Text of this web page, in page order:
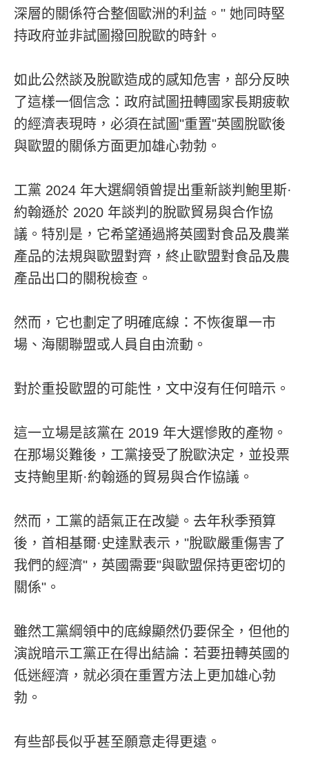
深層的關係符合整個歐洲的利益。" 她同時堅
持政府並非試圖撥回脫歐的時針。
如此公然談及脫歐造成的感知危害，部分反映
了這樣一個信念：政府試圖扭轉國家長期疲軟
的經濟表現時，必須在試圖"重置"英國脫歐後
與歐盟的關係方面更加雄心勃勃。
工黨 2024 年大選綱領曾提出重新談判鮑里斯·
約翰遜於 2020 年談判的脫歐貿易與合作協
議。特別是，它希望通過將英國對食品及農業
產品的法規與歐盟對齊，終止歐盟對食品及農
產品出口的關稅檢查。
然而，它也劃定了明確底線：不恢復單一市
場、海關聯盟或人員自由流動。
對於重投歐盟的可能性，文中沒有任何暗示。
這一立場是該黨在 2019 年大選慘敗的產物。
在那場災難後，工黨接受了脫歐決定，並投票
支持鮑里斯·約翰遜的貿易與合作協議。
然而，工黨的語氣正在改變。去年秋季預算
後，首相基爾·史達默表示，"脫歐嚴重傷害了
我們的經濟"，英國需要"與歐盟保持更密切的
關係"。
雖然工黨綱領中的底線顯然仍要保全，但他的
演說暗示工黨正在得出結論：若要扭轉英國的
低迷經濟，就必須在重置方法上更加雄心勃
勃。
有些部長似乎甚至願意走得更遠。